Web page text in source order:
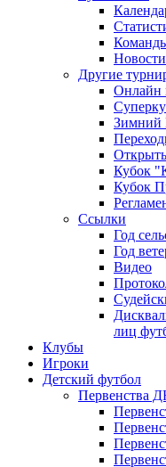
Новости
Другие
Онлайн
Зимний
Кубок
Кубок
Ссылки
Год
Год
Видео
лиц
Клубы
Игроки
Детский футбол
Первенства